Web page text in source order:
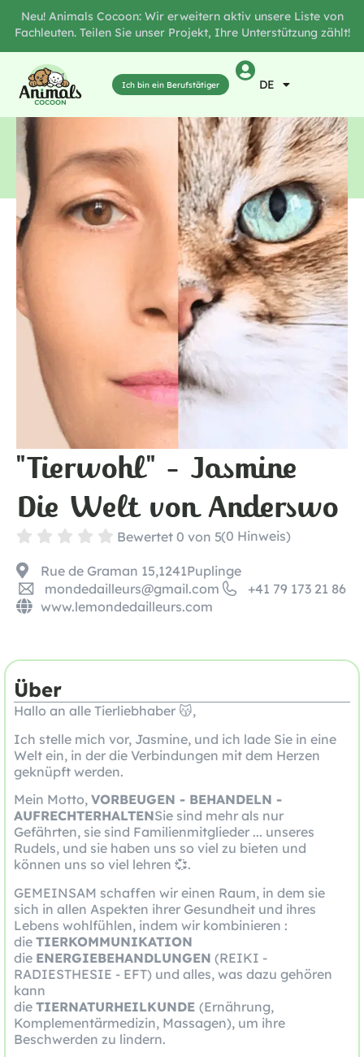
Neu! Animals Cocoon: Wir erweitern aktiv unsere Liste von
Fachleuten. Teilen Sie unser Projekt, Ihre Unterstützung zählt!
Ich bin ein Berufstätiger DE
"Tierwohl" - Jasmine
Die Welt von Anderswo
(0 Hinweis)
     Bewertet 0 von 5
Rue de Graman 15,1241Puplinge
mondedailleurs@gmail.com
+41 79 173 21 86
www.lemondedailleurs.com
Über
Hallo an alle Tierliebhaber 😽,
Ich stelle mich vor, Jasmine, und ich lade Sie in eine
Welt ein, in der die Verbindungen mit dem Herzen
geknüpft werden.
Mein Motto, VORBEUGEN - BEHANDELN -
AUFRECHTERHALTENSie sind mehr als nur
Gefährten, sie sind Familienmitglieder ... unseres
Rudels, und sie haben uns so viel zu bieten und
können uns so viel lehren 💞.
GEMEINSAM schaffen wir einen Raum, in dem sie
sich in allen Aspekten ihrer Gesundheit und ihres
Lebens wohlfühlen, indem wir kombinieren :
die TIERKOMMUNIKATION
die ENERGIEBEHANDLUNGEN (REIKI -
RADIESTHESIE - EFT) und alles, was dazu gehören
kann
die TIERNATURHEILKUNDE (Ernährung,
Komplementärmedizin, Massagen), um ihre
Beschwerden zu lindern.